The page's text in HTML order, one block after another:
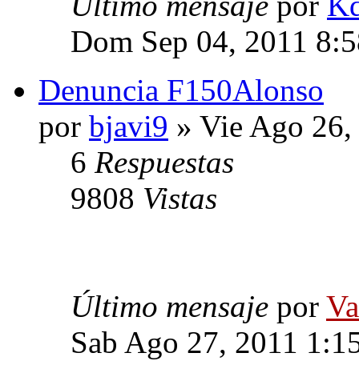
Dom Sep 04, 2011
Denuncia F150Alonso
por bjavi9 » Vie Ago
6 Respuestas
9808 Vistas
Último mensaje por
Sab Ago 27, 2011